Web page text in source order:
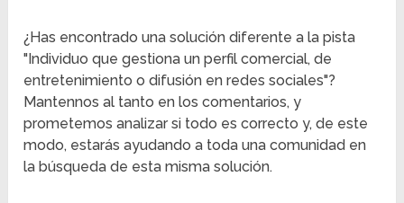
¿Has encontrado una solución diferente a la pista
"Individuo que gestiona un perfil comercial, de
entretenimiento o difusión en redes sociales"?
Mantennos al tanto en los comentarios, y
prometemos analizar si todo es correcto y, de este
modo, estarás ayudando a toda una comunidad en
la búsqueda de esta misma solución.